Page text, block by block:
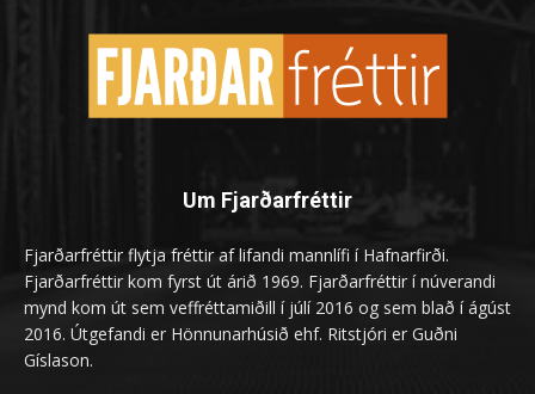
Um Fjarðarfréttir
Fjarðarfréttir flytja fréttir af lifandi mannlífi í Hafnarfirði.
Fjarðarfréttir kom fyrst út árið 1969. Fjarðarfréttir í núverandi
mynd kom út sem veffréttamiðill í júlí 2016 og sem blað í ágúst
2016. Útgefandi er Hönnunarhúsið ehf. Ritstjóri er Guðni
Gíslason.